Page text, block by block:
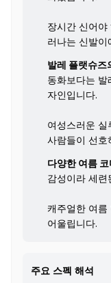
장시간 신어야
러나는 신발이
발레 플랫슈즈
동화보다는 발
자인입니다.
여성스러운
사람들이 선호
다양한 여름
감성이라 세련
캐주얼한 여름
어울립니다.
주요 스펙 해석